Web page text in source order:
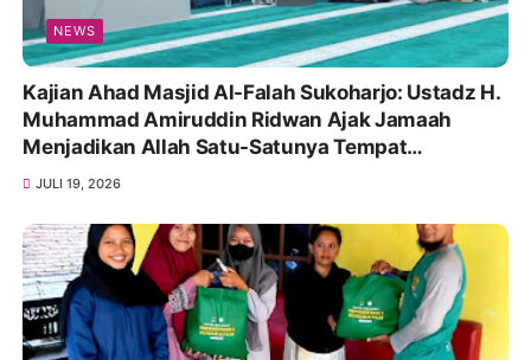
NEWS
Kajian Ahad Masjid Al-Falah Sukoharjo: Ustadz H.
Muhammad Amiruddin Ridwan Ajak Jamaah
Menjadikan Allah Satu-Satunya Tempat
Bergantung
JULI 19, 2026